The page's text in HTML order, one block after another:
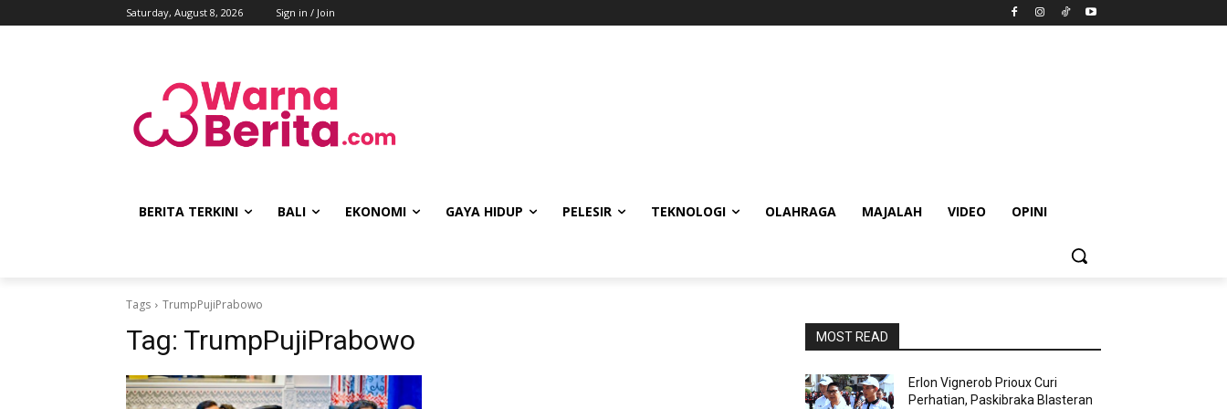
Saturday, August 8, 2026 Sign in / Join
BERITA TERKINI BALI EKONOMI GAYA HIDUP PELESIR TEKNOLOGI OLAHRAGA MAJALAH VIDEO OPINI
Tags TrumpPujiPrabowo
Tag: TrumpPujiPrabowo MOST READ
Erlon Vignerob Prioux Curi
Perhatian, Paskibraka Blasteran